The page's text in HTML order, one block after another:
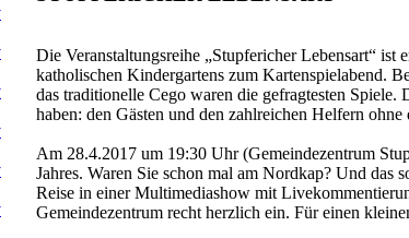
Die Veranstaltungsreihe „Stupfericher Lebensart“
katholischen Kindergartens zum Kartenspielabend.
das traditionelle Cego waren die gefragtesten
haben: den Gästen und den zahlreichen Helfern
Am 28.4.2017 um 19:30 Uhr (Gemeindezentrum
Jahres. Waren Sie schon mal am Nordkap? Und das
Reise in einer Multimediashow mit
Gemeindezentrum recht herzlich ein. Für einen